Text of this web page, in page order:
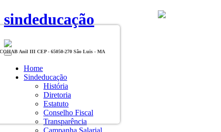
sindeducação
Toggle
navigationHome
Sindeducação
História
Diretoria
Estatuto
Conselho Fiscal
Transparência
Campanha Salarial
COHAB Anil III CEP - 65050-270 São Luis - MA